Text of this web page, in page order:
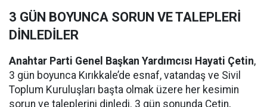
3 GÜN BOYUNCA SORUN VE TALEPLERİ
DİNLEDİLER
Anahtar Parti Genel Başkan Yardımcısı Hayati Çetin,
3 gün boyunca Kırıkkale’de esnaf, vatandaş ve Sivil
Toplum Kuruluşları başta olmak üzere her kesimin
sorun ve taleplerini dinledi. 3 gün sonunda Çetin,